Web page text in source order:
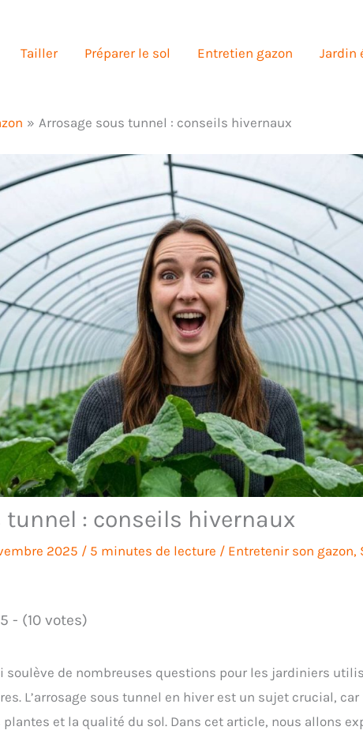
Tailler Préparer le sol Entretien gazon Jardin
Arrosage sous tunnel : conseils hivernaux
tunnel : conseils hivernaux
2025 / 5 minutes de lecture / Entretenir son gazon,
- (10 votes)
soulève de nombreuses questions pour les jardiniers
L’arrosage sous tunnel en hiver est un sujet crucial,
et la qualité du sol. Dans cet article, nous allons